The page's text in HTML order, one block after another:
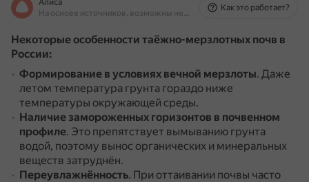
Алиса
На основе источников, возможны неточности
Как это работает?
Некоторые особенности таёжно-мерзлотных почв в
России:
Формирование в условиях вечной мерзлоты. Даже
летом температура грунта гораздо ниже
температуры окружающей среды.
Наличие замороженных горизонтов в почвенном
профиле. Это препятствует вымыванию грунта
водой, поэтому вынос органических и минеральных
веществ затруднён.
Переувлажнённость. При оттаивании почвы часто